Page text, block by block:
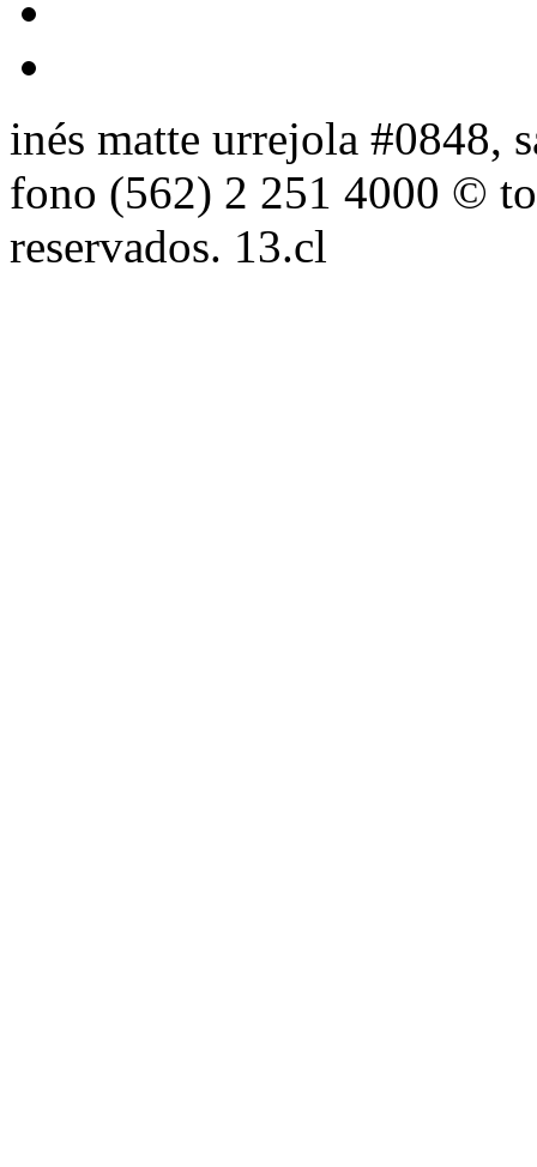
inés matte urrejola #0848,
fono (562) 2 251 4000 ©
reservados. 13.cl